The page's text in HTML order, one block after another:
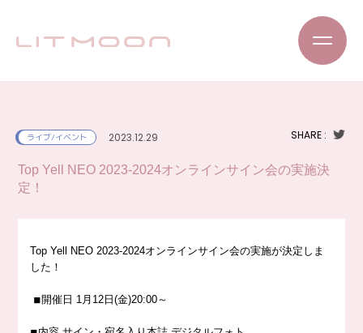
ライブ/イベント 2023.12.29 SHARE :
Top Yell NEO 2023-2024オンラインサイン会の実施決
定！
Top Yell NEO 2023-2024オンラインサイン会の実施が決定しま
した！
◾︎開催日 1月12日(金)20:00～